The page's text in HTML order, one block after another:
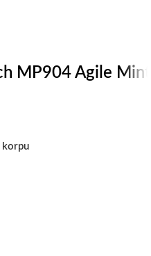
MP904 Agile Mint
korpu